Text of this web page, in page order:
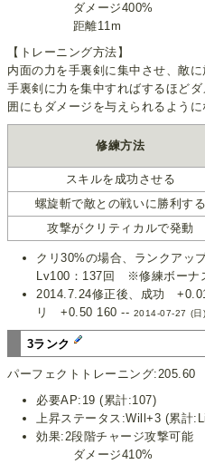
ダメージ400%
距離11m
【トレーニング方法】
内面の力を手裏剣に集中させ、敵に
手裏剣に力を集中すればするほど
囲にもダメージを与えられるように
修練方法
スキルを成功させる
螺旋斬で敵との戦いに勝利する
攻撃がクリティカルで発動
クリ30%の場合、ランクアッ
Lv100：137回 ※修練ボーナ
2014.7.24修正後、成功
リ +0.50 160 -- 2014-07-27 (
3ランク
パーフェクトトレーニング
必要AP:19 (累計:107)
上昇ステータス:Will+3 (累計
効果:2段階チャージ攻撃可能
ダメージ410%